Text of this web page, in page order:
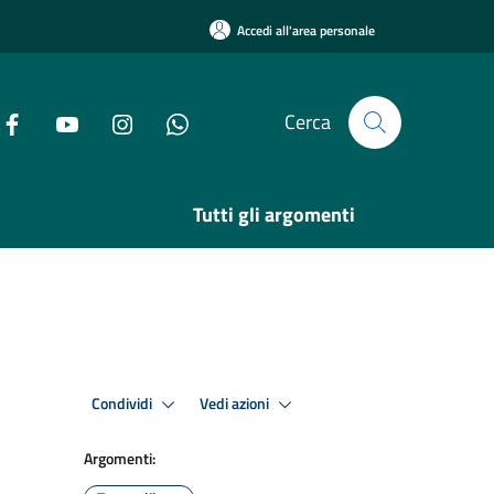
Accedi all'area personale
Cerca
Tutti gli argomenti
Condividi Vedi azioni
Argomenti: